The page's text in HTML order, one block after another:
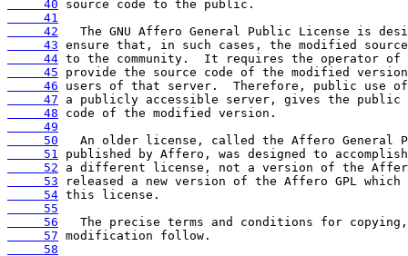
     40
     41
     42
     43
     44
     45
     46
     47
     48
     49
     50
     51
     52
     53
     54
     55
     56
     57
     58